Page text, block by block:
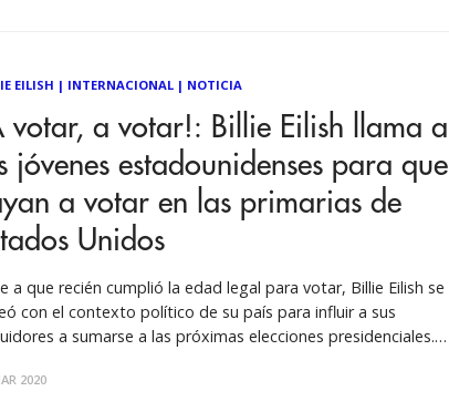
EILISH | INTERNACIONAL| NOTICIA
votar, a votar!: Billie Eilish llama a
jóvenes estadounidenses para que
a votar en las primarias de
Unidos
a que recién cumplió la edad legal para votar, Billie Eilish se
con el contexto político de su país para influir a sus
a sumarse a las próximas elecciones presidenciales.
de las elecciones alrededor del
2020